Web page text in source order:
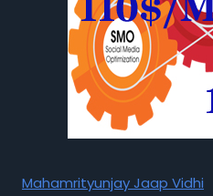
Mahamrityunjay Jaap Vidhi